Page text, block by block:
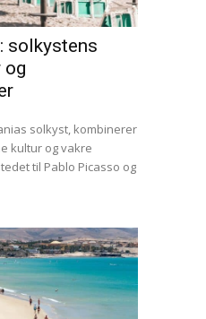
solkystens
og
solkyst, kombinerer
kultur og vakre
til Pablo Picasso og